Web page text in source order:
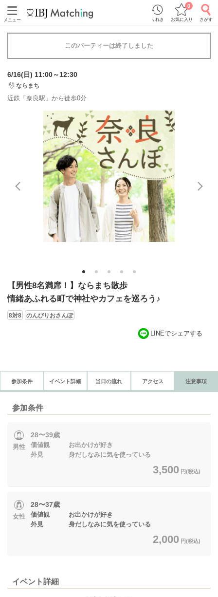
メニュー りれき お気に入り
0
さがす
このパーティーは終了しました
6/16(日) 11:00～12:30
ならまち
近鉄「奈良駅」から徒歩0分
1 2 3 4 5
【男性8名満席！】ならまち散歩
情緒あふれる町で神社やカフェを巡ろう♪
8対8 のんびりおさんぽ
LINEでシェアする
参加条件 イベント詳細 当日の流れ アクセス 注意事項
参加条件
男性
28〜39歳
価値観 お出かけが好き
外見 身だしなみに気を使っている
3,500 円(税込)
女性
28〜37歳
価値観 お出かけが好き
外見 身だしなみに気を使っている
2,000 円(税込)
イベント詳細